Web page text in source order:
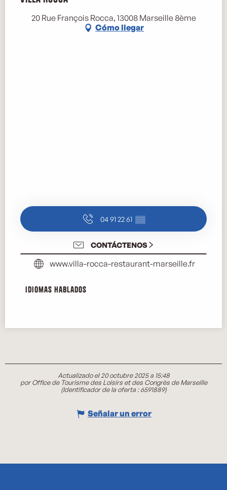
20 Rue François Rocca, 13008 Marseille 8ème
Cómo llegar
04 91 22 61 ▒▒
CONTÁCTENOS
www.villa-rocca-restaurant-marseille.fr
Idiomas hablados
Idiomas hablados
Actualizado el 20 octubre 2025 a 15:48
por Office de Tourisme des Loisirs et des Congrès de Marseille
(Identificador de la oferta :6591889)
Señalar un error